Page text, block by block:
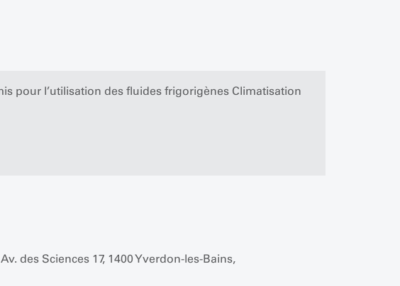
pour l’utilisation des fluides frigorigènes Climatisation
des Sciences 17, 1400 Yverdon-les-Bains,